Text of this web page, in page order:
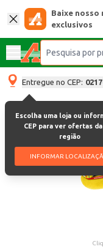
Baixe nosso
exclusivos
Entregue no CEP:
Escolha uma loja ou
CEP para ver ofertas
região
INFORMAR